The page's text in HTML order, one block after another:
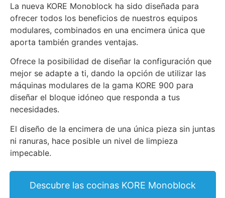
La nueva KORE Monoblock ha sido diseñada para
ofrecer todos los beneficios de nuestros equipos
modulares, combinados en una encimera única que
aporta también grandes ventajas.
Ofrece la posibilidad de diseñar la configuración que
mejor se adapte a ti, dando la opción de utilizar las
máquinas modulares de la gama KORE 900 para
diseñar el bloque idóneo que responda a tus
necesidades.
El diseño de la encimera de una única pieza sin juntas
ni ranuras, hace posible un nivel de limpieza
impecable.
Descubre las cocinas KORE Monoblock